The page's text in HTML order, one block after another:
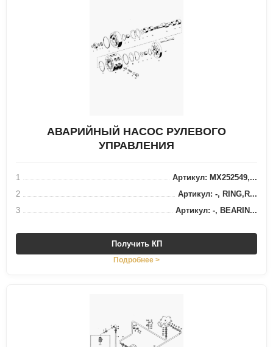
АВАРИЙНЫЙ НАСОС РУЛЕВОГО
УПРАВЛЕНИЯ
1
Артикул: MX252549,...
2
Артикул: -, RING,R...
3
Артикул: -, BEARIN...
Получить КП
Подробнее >